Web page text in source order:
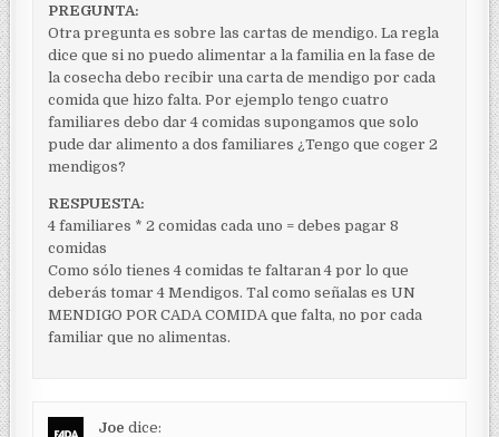
PREGUNTA:
Otra pregunta es sobre las cartas de mendigo. La regla
dice que si no puedo alimentar a la familia en la fase de
la cosecha debo recibir una carta de mendigo por cada
comida que hizo falta. Por ejemplo tengo cuatro
familiares debo dar 4 comidas supongamos que solo
pude dar alimento a dos familiares ¿Tengo que coger 2
mendigos?
RESPUESTA:
4 familiares * 2 comidas cada uno = debes pagar 8
comidas
Como sólo tienes 4 comidas te faltaran 4 por lo que
deberás tomar 4 Mendigos. Tal como señalas es UN
MENDIGO POR CADA COMIDA que falta, no por cada
familiar que no alimentas.
Joe dice: